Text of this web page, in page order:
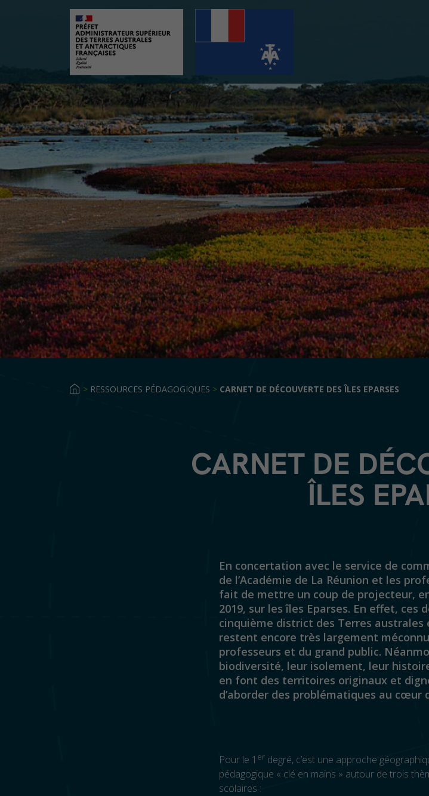
> RESSOURCES PÉDAGOGIQUES > CARNET DE DÉCOUVERTE DES ÎLES EPARSES
CARNET DE
ÎLES
En concertation avec le service de
de l’Académie de La Réunion et les
fait de mettre un coup de projecteur,
2019, sur les îles Eparses. En effet, ces
cinquième district des Terres
restent encore très largement
professeurs et du grand public.
biodiversité, leur isolement, leur
en font des territoires originaux et
d’aborder des problématiques au cœur
Pour le 1 er degré, c’est une approche
pédagogique « clé en mains » autour de trois
scolaires :